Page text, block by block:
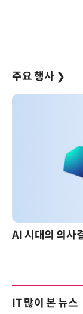
주요 행사 ❯
IT 많이 본 뉴스